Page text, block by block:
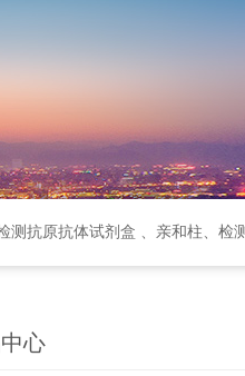
测抗原抗体试剂盒 、亲和柱、
心